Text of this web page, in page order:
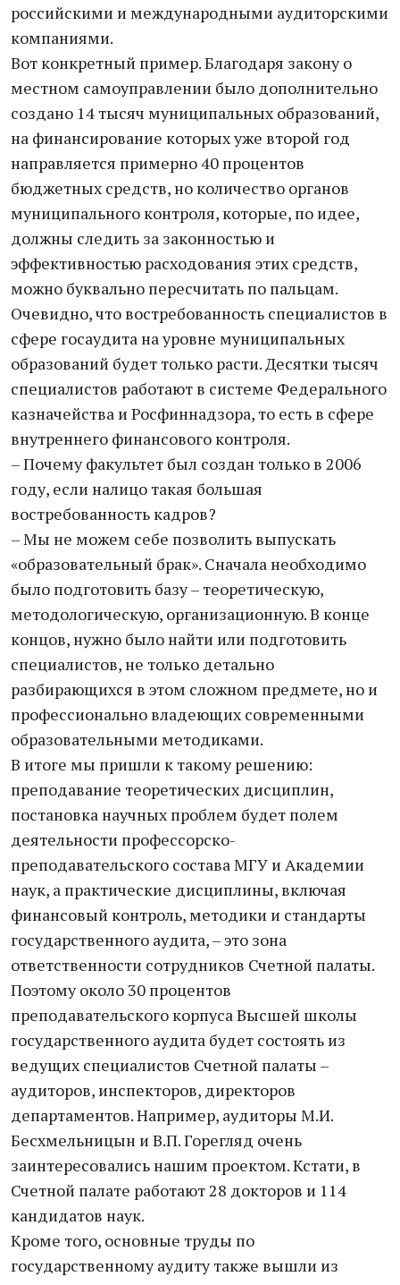
российскими и международными аудиторскими
компаниями.
Вот конкретный пример. Благодаря закону о
местном самоуправлении было дополнительно
создано 14 тысяч муниципальных образований,
на финансирование которых уже второй год
направляется примерно 40 процентов
бюджетных средств, но количество органов
муниципального контроля, которые, по идее,
должны следить за законностью и
эффективностью расходования этих средств,
можно буквально пересчитать по пальцам.
Очевидно, что востребованность специалистов в
сфере госаудита на уровне муниципальных
образований будет только расти. Десятки тысяч
специалистов работают в системе Федерального
казначейства и Росфиннадзора, то есть в сфере
внутреннего финансового контроля.
– Почему факультет был создан только в 2006
году, если налицо такая большая
востребованность кадров?
– Мы не можем себе позволить выпускать
«образовательный брак». Сначала необходимо
было подготовить базу – теоретическую,
методологическую, организационную. В конце
концов, нужно было найти или подготовить
специалистов, не только детально
разбирающихся в этом сложном предмете, но и
профессионально владеющих современными
образовательными методиками.
В итоге мы пришли к такому решению:
преподавание теоретических дисциплин,
постановка научных проблем будет полем
деятельности профессорско-
преподавательского состава МГУ и Академии
наук, а практические дисциплины, включая
финансовый контроль, методики и стандарты
государственного аудита, – это зона
ответственности сотрудников Счетной палаты.
Поэтому около 30 процентов
преподавательского корпуса Высшей школы
государственного аудита будет состоять из
ведущих специалистов Счетной палаты –
аудиторов, инспекторов, директоров
департаментов. Например, аудиторы М.И.
Бесхмельницын и В.П. Горегляд очень
заинтересовались нашим проектом. Кстати, в
Счетной палате работают 28 докторов и 114
кандидатов наук.
Кроме того, основные труды по
государственному аудиту также вышли из